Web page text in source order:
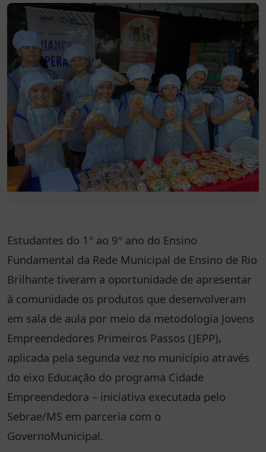
Estudantes do 1º ao 9º ano do Ensino
Fundamental da Rede Municipal de Ensino de Rio
Brilhante tiveram a oportunidade de apresentar
à comunidade os produtos que desenvolveram
em sala de aula por meio da metodologia Jovens
Empreendedores Primeiros Passos (JEPP),
aplicada pela segunda vez no município através
do eixo Educação do programa Cidade
Empreendedora – iniciativa executada pelo
Sebrae/MS em parceria com o
GovernoMunicipal.